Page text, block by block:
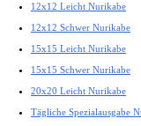
12x12 Leicht Nurikabe
12x12 Schwer Nurikabe
15x15 Leicht Nurikabe
15x15 Schwer Nurikabe
20x20 Leicht Nurikabe
Tägliche Spezialausgabe